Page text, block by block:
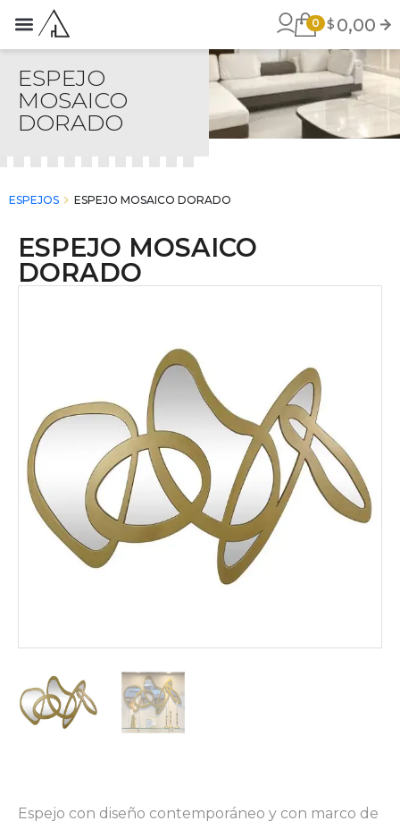
0 $ 0,00
ESPEJO
MOSAICO
DORADO
ESPEJOS chevron_right ESPEJO MOSAICO DORADO
ESPEJO MOSAICO
DORADO
Espejo con diseño contemporáneo y con marco de